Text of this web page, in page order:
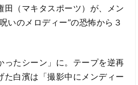
田（マキタスポーツ）が、メン
いのメロディー”の恐怖から３
たシーン」に。テープを逆再
た白濱は「撮影中にメンディー